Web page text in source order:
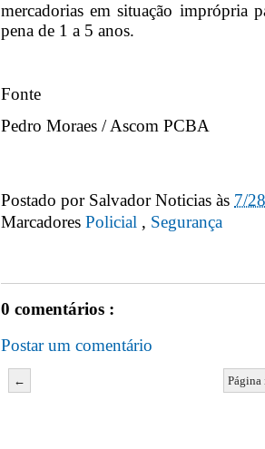
mercadorias em situação imprópria
pena de 1 a 5 anos.
Fonte
Pedro Moraes / Ascom PCBA
Postado por Salvador Noticias às 7/
Marcadores
, Segurança
0 comentários :
Postar um comentário
←